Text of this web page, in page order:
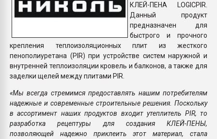
КЛЕЙ-ПЕНА LOGICPIR.
Данный продукт
предназначен для
быстрого и прочного
крепления теплоизоляционных плит из жесткого
пенополиуретана (PIR) при устройстве систем наружной и
внутренней теплоизоляции кровель и балконов, а также для
заделки щелей между плитами PIR.
«Мы всегда стремимся предоставлять нашим потребителям
надежные и современные строительные решения. Поскольку
в ассортимент наших продуктов входит утеплитель PIR, то
разработка рецептуры для создания КЛЕЙ-ПЕНЫ,
позволяющей надежно приклеить этот материал, стала